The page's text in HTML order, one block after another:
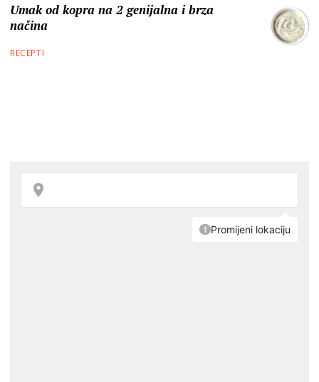
Umak od kopra na 2 genijalna i brza
načina
RECEPTI